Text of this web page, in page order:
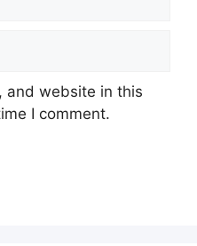
and website in this
I comment.